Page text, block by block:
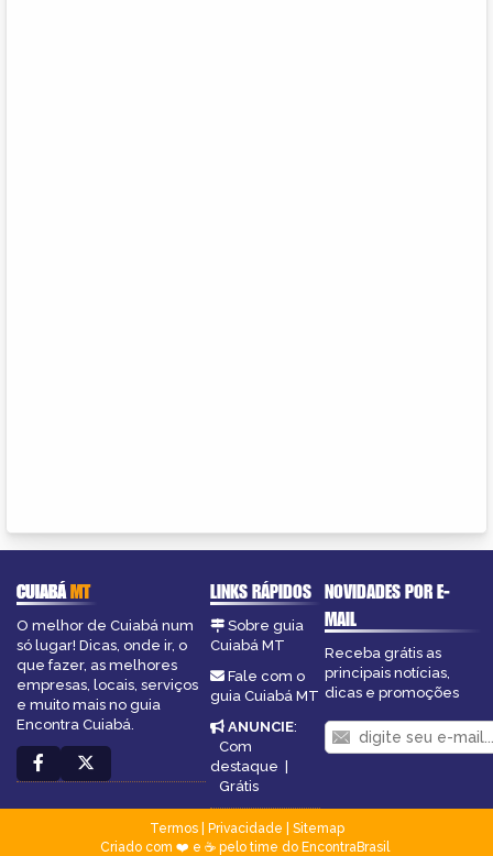
CUIABÁMT
O melhor de Cuiabá num
só lugar! Dicas, onde ir, o
que fazer, as melhores
empresas, locais, serviços
e muito mais no guia
Encontra Cuiabá.
LINKS RÁPIDOS
Sobre guia
Cuiabá MT
Fale com o
guia Cuiabá MT
ANUNCIE:
Com
destaque |
Grátis
NOVIDADES POR E-
MAIL
Receba grátis as
principais notícias,
dicas e promoções
Termos| Privacidade
Sitemap
Criado com ❤️ e ☕ pelo time do EncontraBrasil